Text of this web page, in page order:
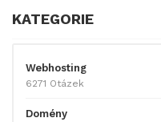
KATEGORIE
Webhosting
6271 Otázek
Domény